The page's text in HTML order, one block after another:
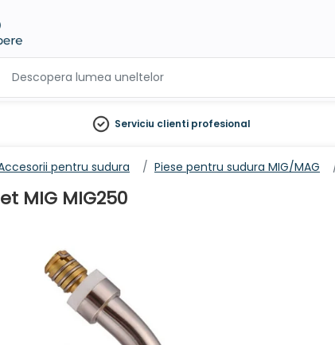
Serviciu clienti profesional
pentru sudura Piese pentru sudura MIG/MAG
MIG MIG250